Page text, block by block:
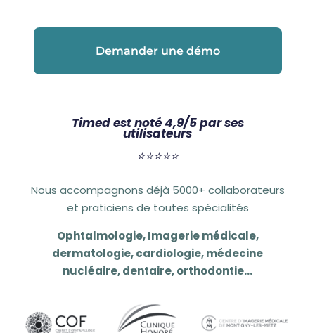
Demander une démo
Timed est noté 4,9/5 par ses
utilisateurs
⭐️⭐️⭐️⭐️⭐️
Nous accompagnons déjà 5000+ collaborateurs
et praticiens de toutes spécialités
Ophtalmologie, Imagerie médicale,
dermatologie, cardiologie, médecine
nucléaire, dentaire, orthodontie…